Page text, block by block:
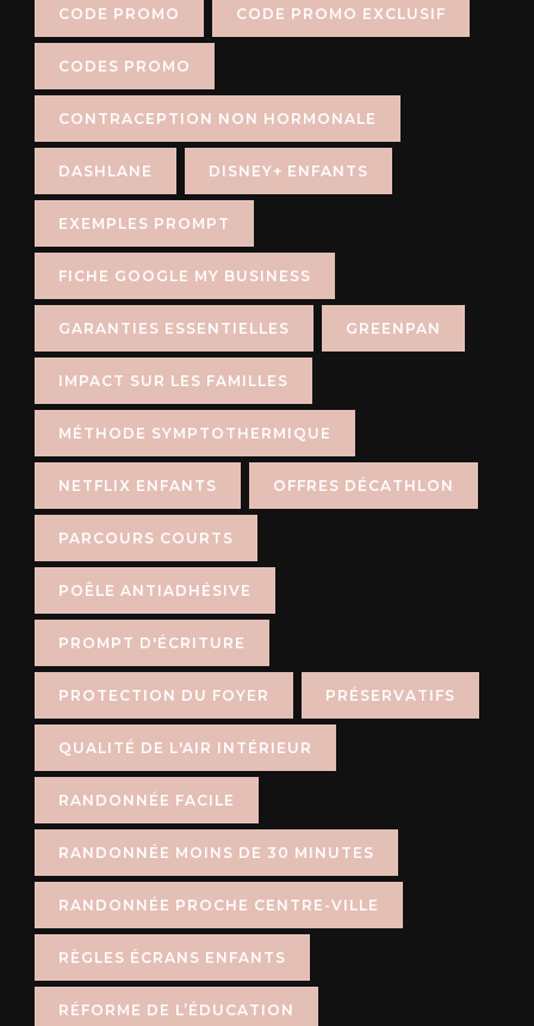
CODE PROMO CODE PROMO EXCLUSIF
CODES PROMO
CONTRACEPTION NON HORMONALE
DASHLANE DISNEY+ ENFANTS
EXEMPLES PROMPT
FICHE GOOGLE MY BUSINESS
GARANTIES ESSENTIELLES GREENPAN
IMPACT SUR LES FAMILLES
MÉTHODE SYMPTOTHERMIQUE
NETFLIX ENFANTS OFFRES DÉCATHLON
PARCOURS COURTS
POÊLE ANTIADHÉSIVE
PROMPT D'ÉCRITURE
PROTECTION DU FOYER PRÉSERVATIFS
QUALITÉ DE L'AIR INTÉRIEUR
RANDONNÉE FACILE
RANDONNÉE MOINS DE 30 MINUTES
RANDONNÉE PROCHE CENTRE-VILLE
RÈGLES ÉCRANS ENFANTS
RÉFORME DE L’ÉDUCATION